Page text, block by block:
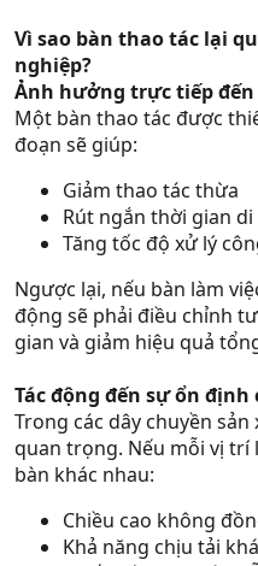
Vì sao bàn thao tác lại
nghiệp?
Ảnh hưởng trực tiếp
Một bàn thao tác được
đoạn sẽ giúp:
Giảm thao tác thừa
Rút ngắn thời gian di
Tăng tốc độ xử lý
Ngược lại, nếu bàn làm
động sẽ phải điều chỉnh
gian và giảm hiệu quả
Tác động đến sự ổn
Trong các dây chuyền
quan trọng. Nếu mỗi vị trí
bàn khác nhau:
Chiều cao không
Khả năng chịu tải